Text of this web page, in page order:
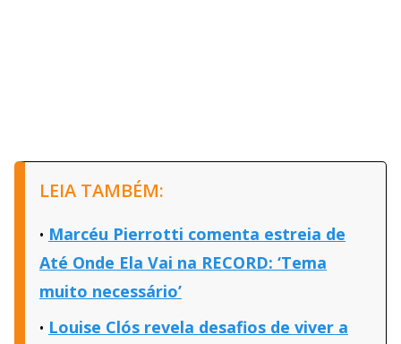
LEIA TAMBÉM:
Marcéu Pierrotti comenta estreia de
Até Onde Ela Vai na RECORD: ‘Tema
muito necessário’
Louise Clós revela desafios de viver a